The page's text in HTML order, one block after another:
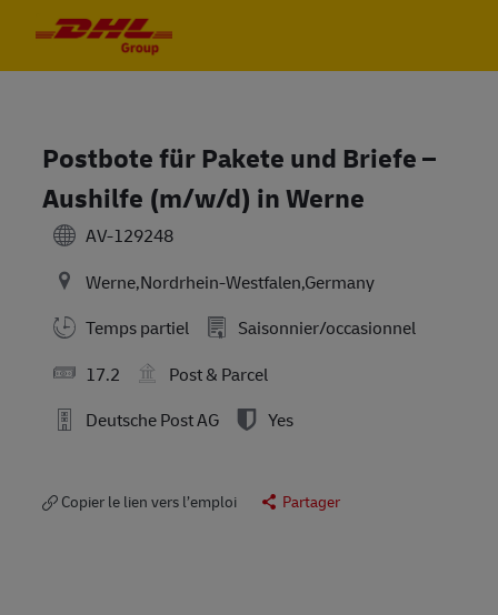
Postbote für Pakete und Briefe –
Aushilfe (m/w/d) in Werne
AV-129248
Werne,Nordrhein-Westfalen,Germany
Temps partiel
Saisonnier/occasionnel
17.2
Post & Parcel
Deutsche Post AG
Yes
Copier le lien vers l’emploi Partager